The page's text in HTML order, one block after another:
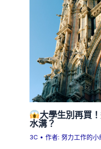
大學生別再買
水溝？
3C • 作者:努力工作的小